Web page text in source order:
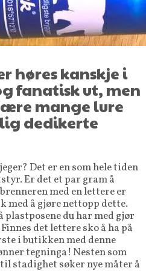
høres kanskje i
fanatisk ut, men
mange lure
dedikerte
Det er en som hele tiden
Er det et par gram å
med en lettere er
med å gjøre nettopp dette.
plastposene du har med gjør
det lettere sko å ha på
i butikken med denne
tegninga! Nesten som
stadighet søker nye måter å